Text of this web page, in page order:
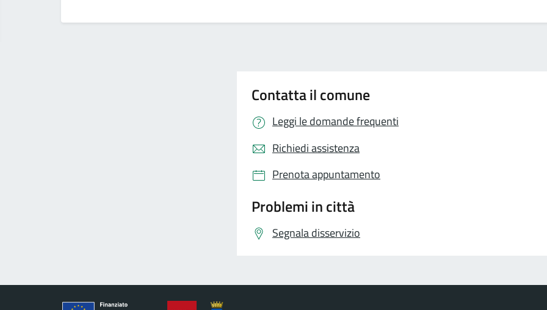
Contatta il comune
Leggi le domande frequenti
Richiedi assistenza
Prenota appuntamento
Problemi in città
Segnala disservizio